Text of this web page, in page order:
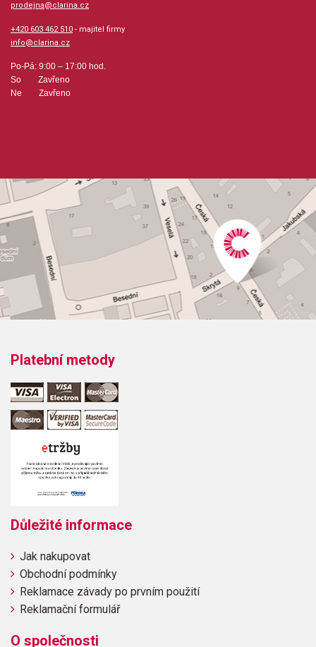
prodejna@clarina.cz
+420 603 462 510 - majitel firmy
info@clarina.cz
Po-Pá: 9:00 – 17:00 hod.
So Zavřeno
Ne Zavřeno
Platební metody
Důležité informace
Jak nakupovat
Obchodní podmínky
Reklamace závady po prvním použití
Reklamační formulář
O společnosti